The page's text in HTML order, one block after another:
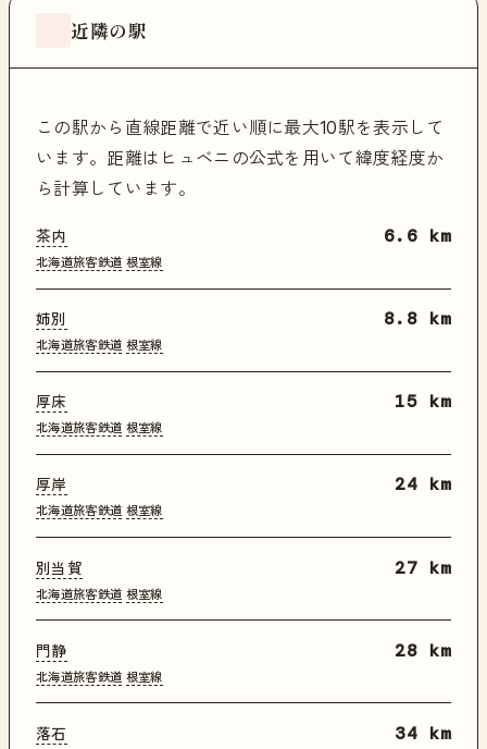
近隣の駅
この駅から直線距離で近い順に最大10駅を表示して
います。距離はヒュベニの公式を用いて緯度経度か
ら計算しています。
茶内
北海道旅客鉄道 根室線
6.6 km
姉別
北海道旅客鉄道 根室線
8.8 km
厚床
北海道旅客鉄道 根室線
15 km
厚岸
北海道旅客鉄道 根室線
24 km
別当賀
北海道旅客鉄道 根室線
27 km
門静
北海道旅客鉄道 根室線
28 km
落石 34 km